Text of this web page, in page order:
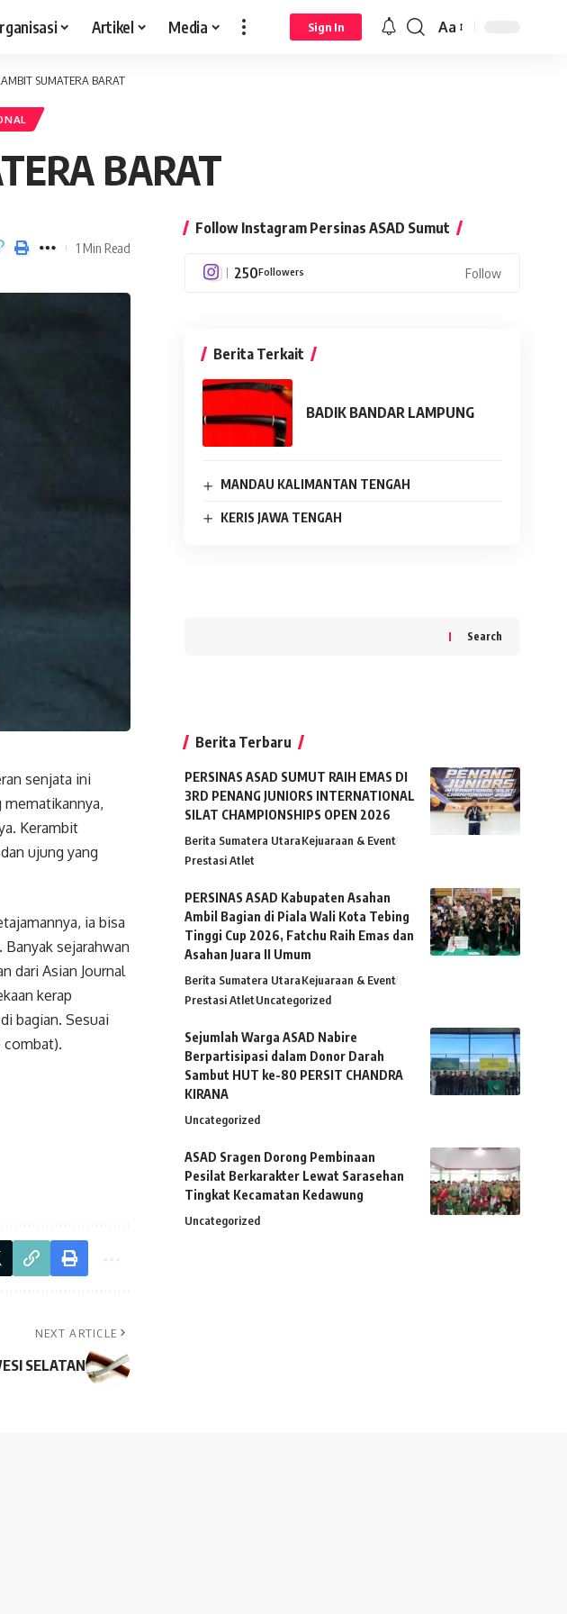
Artikel Media Sign In
Font
Aa
SUMATERA BARAT
BARAT
1 Min Read
senjata ini
mematikannya,
Kerambit
ujung yang
ia bisa
sejarahwan
dari Asian Journal
kerap
bagian. Sesuai
combat).
NEXT ARTICLE
SELATAN
Follow Instagram Persinas ASAD Sumut
250Followers Follow
Berita Terkait
BADIK BANDAR LAMPUNG
MANDAU KALIMANTAN TENGAH
KERIS JAWA TENGAH
Search
Berita Terbaru
PERSINAS ASAD SUMUT RAIH EMAS DI
3RD PENANG JUNIORS INTERNATIONAL
SILAT CHAMPIONSHIPS OPEN 2026
Berita Sumatera UtaraKejuaraan & Event
Prestasi Atlet
PERSINAS ASAD Kabupaten Asahan
Ambil Bagian di Piala Wali Kota Tebing
Tinggi Cup 2026, Fatchu Raih Emas dan
Asahan Juara II Umum
Berita Sumatera UtaraKejuaraan & Event
Prestasi AtletUncategorized
Sejumlah Warga ASAD Nabire
Berpartisipasi dalam Donor Darah
Sambut HUT ke-80 PERSIT CHANDRA
KIRANA
Uncategorized
ASAD Sragen Dorong Pembinaan
Pesilat Berkarakter Lewat Sarasehan
Tingkat Kecamatan Kedawung
Uncategorized